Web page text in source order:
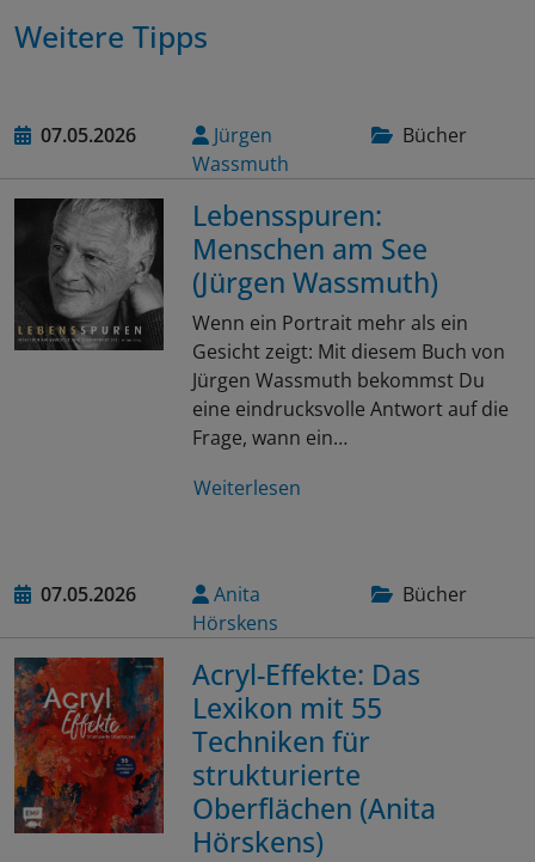
Weitere Tipps
07.05.2026
Jürgen
Wassmuth
Bücher
Lebensspuren:
Menschen am See
(Jürgen Wassmuth)
Wenn ein Portrait mehr als ein
Gesicht zeigt: Mit diesem Buch von
Jürgen Wassmuth bekommst Du
eine eindrucksvolle Antwort auf die
Frage, wann ein…
Weiterlesen
07.05.2026
Anita
Hörskens
Bücher
Acryl-Effekte: Das
Lexikon mit 55
Techniken für
strukturierte
Oberflächen (Anita
Hörskens)